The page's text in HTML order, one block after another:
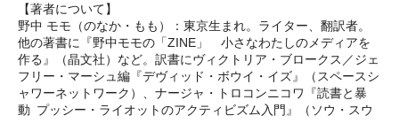
【著者について】
野中 モモ（のなか・もも）：東京生まれ。ライター、翻訳者。
他の著書に『野中モモの「ZINE」 小さなわたしのメディアを
作る』（晶文社）など。訳書にヴィクトリア・ブロークス／ジェ
フリー・マーシュ編『デヴィッド・ボウイ・イズ』（スペースシ
ャワーネットワーク）、ナージャ・トロコンニコワ『読書と暴
動 プッシー・ライオットのアクティビズム入門』（ソウ・スウ